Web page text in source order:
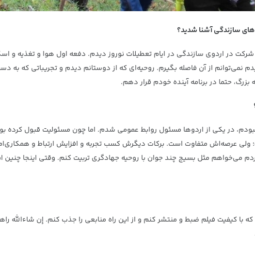
سازندگی آشنا شدید؟
در اردوی سازندگی در ایام تعطیلات نوروز دیدم. دفعه اول هوا و تغذیه و
نمی‌توانم از آن فاصله بگیرم. روحیه‌ای که از دوستانم دیدم و تجریباتی که
حتما در برنامه آینده خودم قرار دهم.
در یکی از اردوها مسئول روابط عمومی شدم. اما چون مسئولیت قبول
عرصه‌اش متفاوت است. برکات دیگرش کسب تجربه‌ و افزایش ارتباط و
می‌خواهم مثل بسیج چند جوان با روحیه جهادگری تربیت کنم. وقتی
با کیفیت فیلم ضبط و منتشر کنم و از این راه منابعی را جذب کنم. إن